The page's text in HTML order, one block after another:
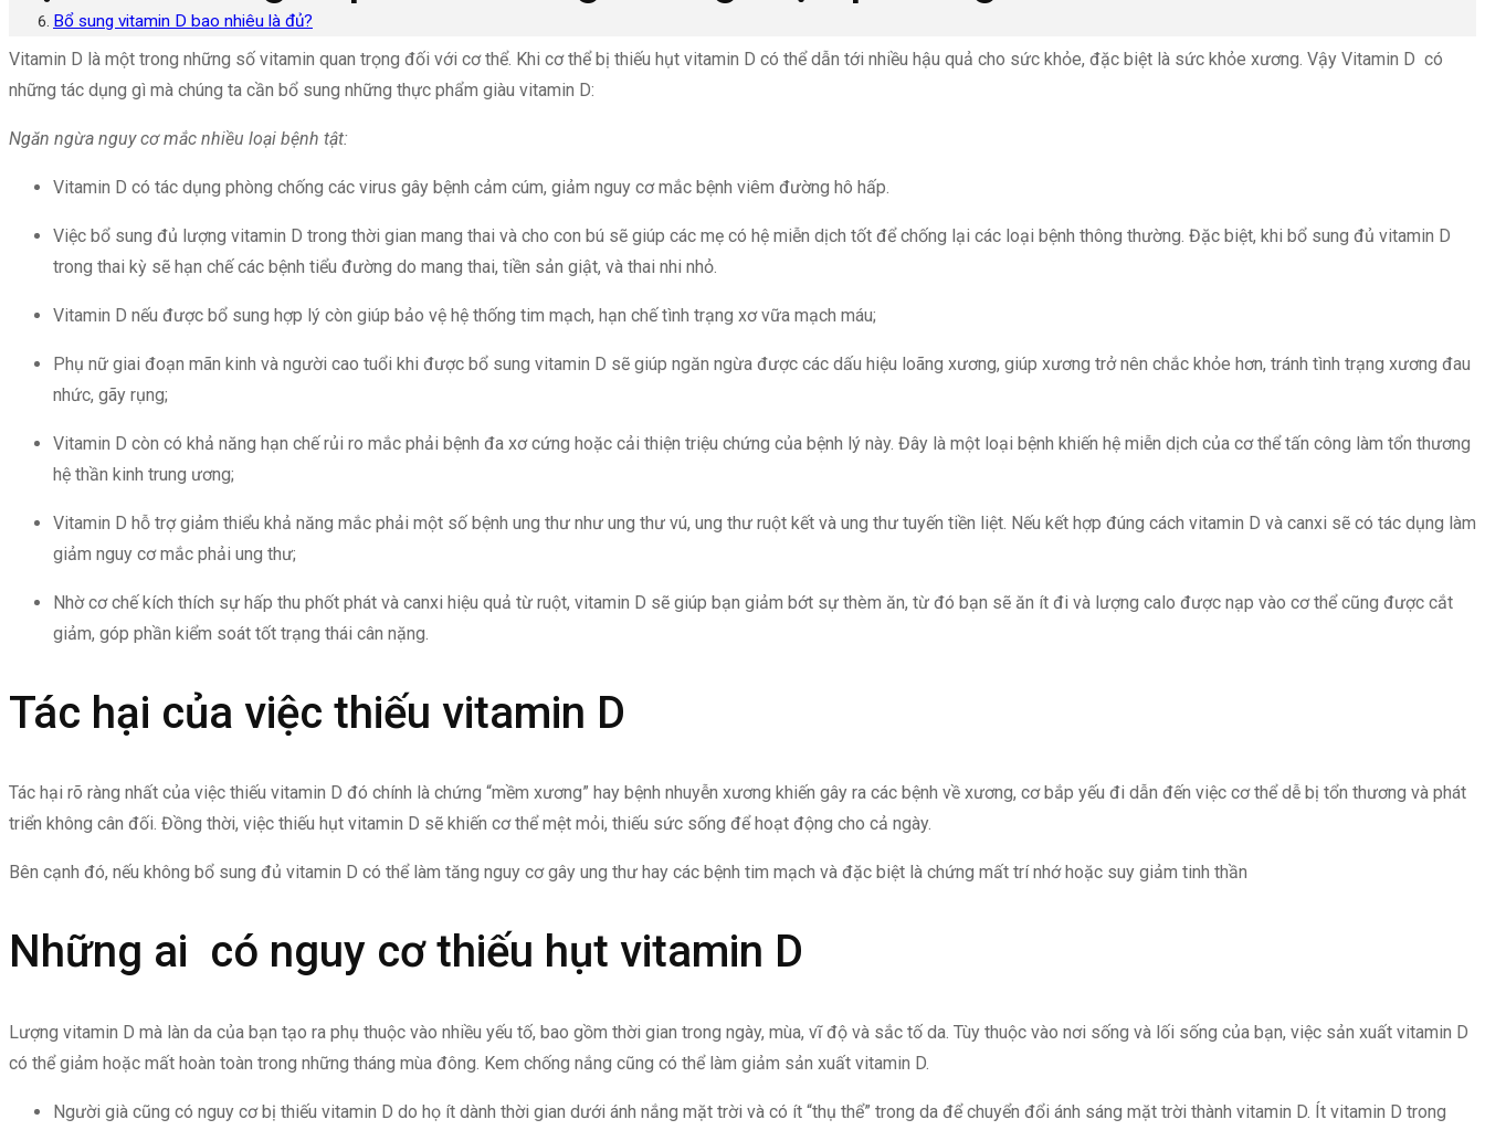
Bổ sung vitamin D bao nhiêu là đủ?
Vitamin D là một trong những số vitamin quan trọng đối với cơ thể. Khi cơ thể bị thiếu hụt vitamin D có thể dẫn tới nhiều hậu quả cho sức khỏe, đặc biệt là sức khỏe xương. Vậy Vitamin D có
những tác dụng gì mà chúng ta cần bổ sung những thực phẩm giàu vitamin D:
Ngăn ngừa nguy cơ mắc nhiều loại bệnh tật:
Vitamin D có tác dụng phòng chống các virus gây bệnh cảm cúm, giảm nguy cơ mắc bệnh viêm đường hô hấp.
Việc bổ sung đủ lượng vitamin D trong thời gian mang thai và cho con bú sẽ giúp các mẹ có hệ miễn dịch tốt để chống lại các loại bệnh thông thường. Đặc biệt, khi bổ sung đủ vitamin D
trong thai kỳ sẽ hạn chế các bệnh tiểu đường do mang thai, tiền sản giật, và thai nhi nhỏ.
Vitamin D nếu được bổ sung hợp lý còn giúp bảo vệ hệ thống tim mạch, hạn chế tình trạng xơ vữa mạch máu;
Phụ nữ giai đoạn mãn kinh và người cao tuổi khi được bổ sung vitamin D sẽ giúp ngăn ngừa được các dấu hiệu loãng xương, giúp xương trở nên chắc khỏe hơn, tránh tình trạng xương đau
nhức, gãy rụng;
Vitamin D còn có khả năng hạn chế rủi ro mắc phải bệnh đa xơ cứng hoặc cải thiện triệu chứng của bệnh lý này. Đây là một loại bệnh khiến hệ miễn dịch của cơ thể tấn công làm tổn thương
hệ thần kinh trung ương;
Vitamin D hỗ trợ giảm thiểu khả năng mắc phải một số bệnh ung thư như ung thư vú, ung thư ruột kết và ung thư tuyến tiền liệt. Nếu kết hợp đúng cách vitamin D và canxi sẽ có tác dụng làm
giảm nguy cơ mắc phải ung thư;
Nhờ cơ chế kích thích sự hấp thu phốt phát và canxi hiệu quả từ ruột, vitamin D sẽ giúp bạn giảm bớt sự thèm ăn, từ đó bạn sẽ ăn ít đi và lượng calo được nạp vào cơ thể cũng được cắt
giảm, góp phần kiểm soát tốt trạng thái cân nặng.
Tác hại của việc thiếu vitamin D
Tác hại rõ ràng nhất của việc thiếu vitamin D đó chính là chứng “mềm xương” hay bệnh nhuyễn xương khiến gây ra các bệnh về xương, cơ bắp yếu đi dẫn đến việc cơ thể dễ bị tổn thương và phát
triển không cân đối. Đồng thời, việc thiếu hụt vitamin D sẽ khiến cơ thể mệt mỏi, thiếu sức sống để hoạt động cho cả ngày.
Bên cạnh đó, nếu không bổ sung đủ vitamin D có thể làm tăng nguy cơ gây ung thư hay các bệnh tim mạch và đặc biệt là chứng mất trí nhớ hoặc suy giảm tinh thần
Những ai có nguy cơ thiếu hụt vitamin D
Lượng vitamin D mà làn da của bạn tạo ra phụ thuộc vào nhiều yếu tố, bao gồm thời gian trong ngày, mùa, vĩ độ và sắc tố da. Tùy thuộc vào nơi sống và lối sống của bạn, việc sản xuất vitamin D
có thể giảm hoặc mất hoàn toàn trong những tháng mùa đông. Kem chống nắng cũng có thể làm giảm sản xuất vitamin D.
Người già cũng có nguy cơ bị thiếu vitamin D do họ ít dành thời gian dưới ánh nắng mặt trời và có ít “thụ thể” trong da để chuyển đổi ánh sáng mặt trời thành vitamin D. Ít vitamin D trong